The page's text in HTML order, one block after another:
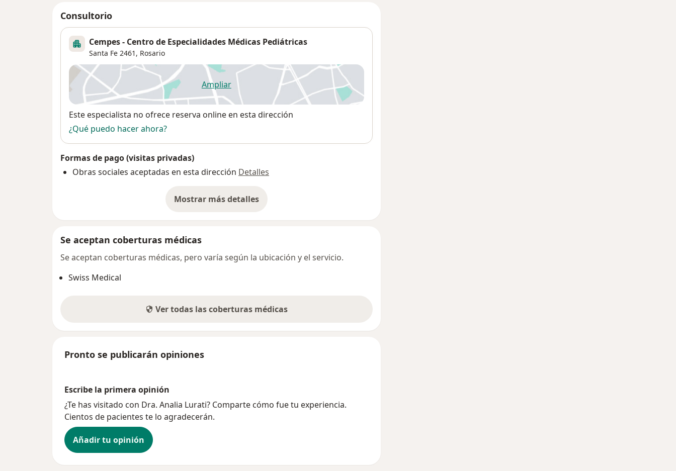
Consultorio
Cempes - Centro de Especialidades Médicas Pediátricas
Santa Fe 2461, Rosario
Ampliarse abre en una nueva pestaña
Disponibilidad
Este especialista no ofrece reserva online en esta dirección
¿Qué puedo hacer ahora?
Formas de pago (visitas privadas)
Obras sociales aceptadas en esta dirección Detalles
Mostrar más detalles
sobre la dirección
Se aceptan coberturas médicas
Se aceptan coberturas médicas, pero varía según la ubicación y el servicio.
Swiss Medical
Ver todas las coberturas médicas
Pronto se publicarán opiniones
Escribe la primera opinión
¿Te has visitado con Dra. Analia Lurati? Comparte cómo fue tu experiencia.
Cientos de pacientes te lo agradecerán.
Añadir tu opinión